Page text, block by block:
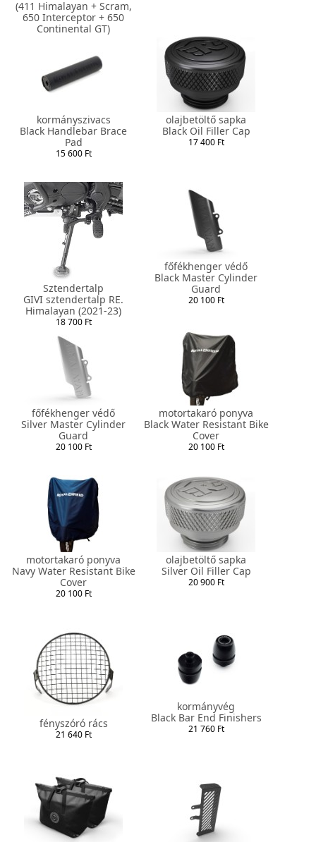
(411 Himalayan + Scram,
650 Interceptor + 650
Continental GT)
kormányszivacs
Black Handlebar Brace
Pad
15 600 Ft
olajbetöltő sapka
Black Oil Filler Cap
17 400 Ft
Sztendertalp
GIVI sztendertalp RE.
Himalayan (2021-23)
18 700 Ft
főfékhenger védő
Black Master Cylinder
Guard
20 100 Ft
főfékhenger védő
Silver Master Cylinder
Guard
20 100 Ft
motortakaró ponyva
Black Water Resistant Bike
Cover
20 100 Ft
motortakaró ponyva
Navy Water Resistant Bike
Cover
20 100 Ft
olajbetöltő sapka
Silver Oil Filler Cap
20 900 Ft
fényszóró rács
21 640 Ft
kormányvég
Black Bar End Finishers
21 760 Ft